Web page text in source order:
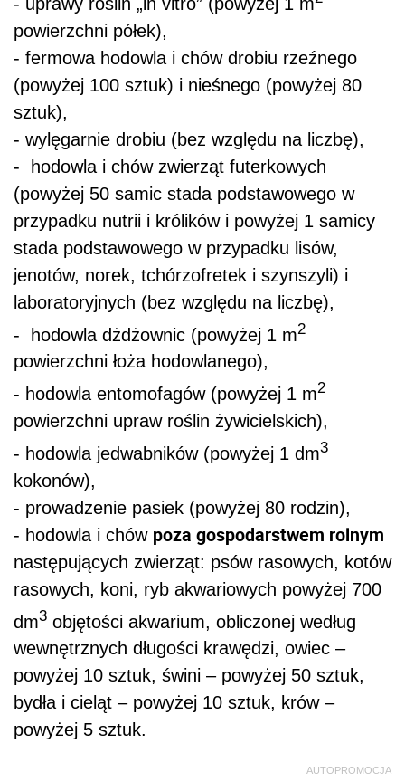
powierzchni półek),
- fermowa hodowla i chów drobiu rzeźnego
(powyżej 100 sztuk) i nieśnego (powyżej 80
sztuk),
- wylęgarnie drobiu (bez względu na liczbę),
- hodowla i chów zwierząt futerkowych
(powyżej 50 samic stada podstawowego w
przypadku nutrii i królików i powyżej 1 samicy
stada podstawowego w przypadku lisów,
jenotów, norek, tchórzofretek i szynszyli) i
laboratoryjnych (bez względu na liczbę),
- hodowla dżdżownic (powyżej 1 m2
powierzchni łoża hodowlanego),
- hodowla entomofagów (powyżej 1 m2
powierzchni upraw roślin żywicielskich),
- hodowla jedwabników (powyżej 1 dm3
kokonów),
- prowadzenie pasiek (powyżej 80 rodzin),
- hodowla i chów poza gospodarstwem rolnym
następujących zwierząt: psów rasowych, kotów
rasowych, koni, ryb akwariowych powyżej 700
dm3 objętości akwarium, obliczonej według
wewnętrznych długości krawędzi, owiec –
powyżej 10 sztuk, świni – powyżej 50 sztuk,
bydła i cieląt – powyżej 10 sztuk, krów –
powyżej 5 sztuk.
AUTOPROMOCJA